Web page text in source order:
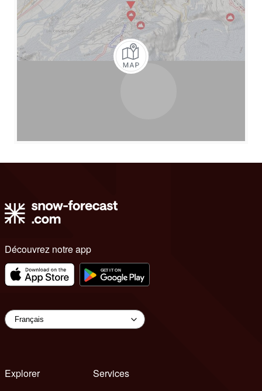
Découvrez notre app
Explorer
Services